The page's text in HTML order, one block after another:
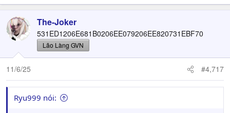
The-Joker
531ED1206E681B0206EE079206EE820731EBF70
Lão Làng GVN
11/6/25 #4,717
Ryu999 nói: